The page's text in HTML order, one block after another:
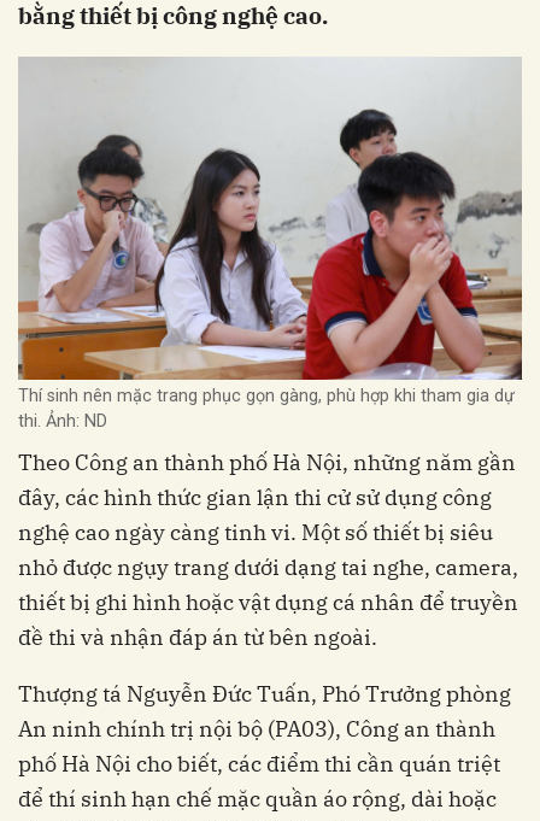
bằng thiết bị công nghệ cao.
Thí sinh nên mặc trang phục gọn gàng, phù hợp khi tham gia dự
thi. Ảnh: ND
Theo Công an thành phố Hà Nội, những năm gần
đây, các hình thức gian lận thi cử sử dụng công
nghệ cao ngày càng tinh vi. Một số thiết bị siêu
nhỏ được ngụy trang dưới dạng tai nghe, camera,
thiết bị ghi hình hoặc vật dụng cá nhân để truyền
đề thi và nhận đáp án từ bên ngoài.
Thượng tá Nguyễn Đức Tuấn, Phó Trưởng phòng
An ninh chính trị nội bộ (PA03), Công an thành
phố Hà Nội cho biết, các điểm thi cần quán triệt
để thí sinh hạn chế mặc quần áo rộng, dài hoặc